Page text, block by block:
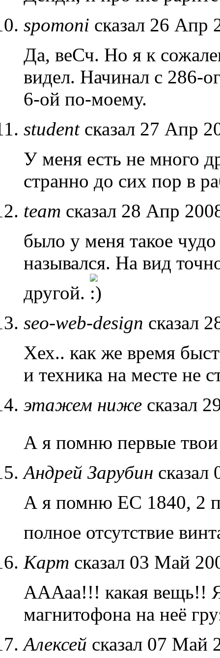
spomoni сказал 26 Апр
Да, веСч. Но я к
видел. Начинал с 286-
6-ой по-моему.
studentсказал 27 Апр
У меня есть не много
странно до сих пор в
team сказал 28 Апр
было у меня такое
назывался. На вид
другой.
seo-web-design сказал
Хех.. как же время
и техника на месте не
этажем ниже сказал
А я помню первые
Андрей Зарубин
А я помню ЕС 1840, 2
полное отсутствие
Карт сказал 03 Май
АААаа!!! какая вещь!!
магнитофона на неё
Алексей сказал 07 Май